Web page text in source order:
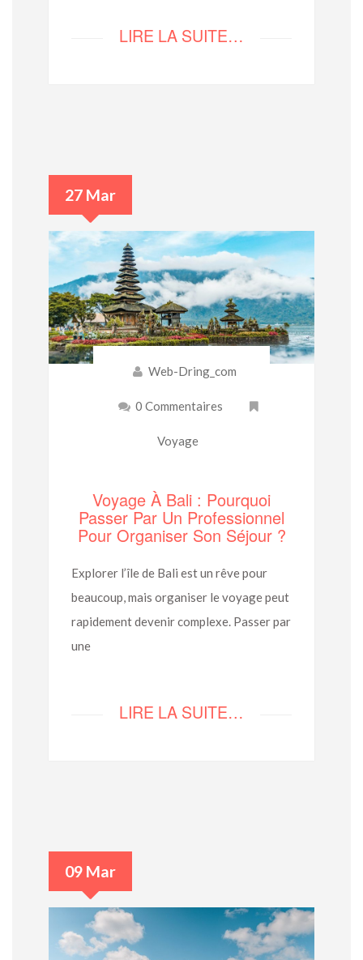
LIRE LA SUITE…
27 Mar
Web-Dring_com
0 Commentaires
Voyage
Voyage À Bali : Pourquoi
Passer Par Un Professionnel
Pour Organiser Son Séjour ?
Explorer l’île de Bali est un rêve pour
beaucoup, mais organiser le voyage peut
rapidement devenir complexe. Passer par
une
LIRE LA SUITE…
09 Mar